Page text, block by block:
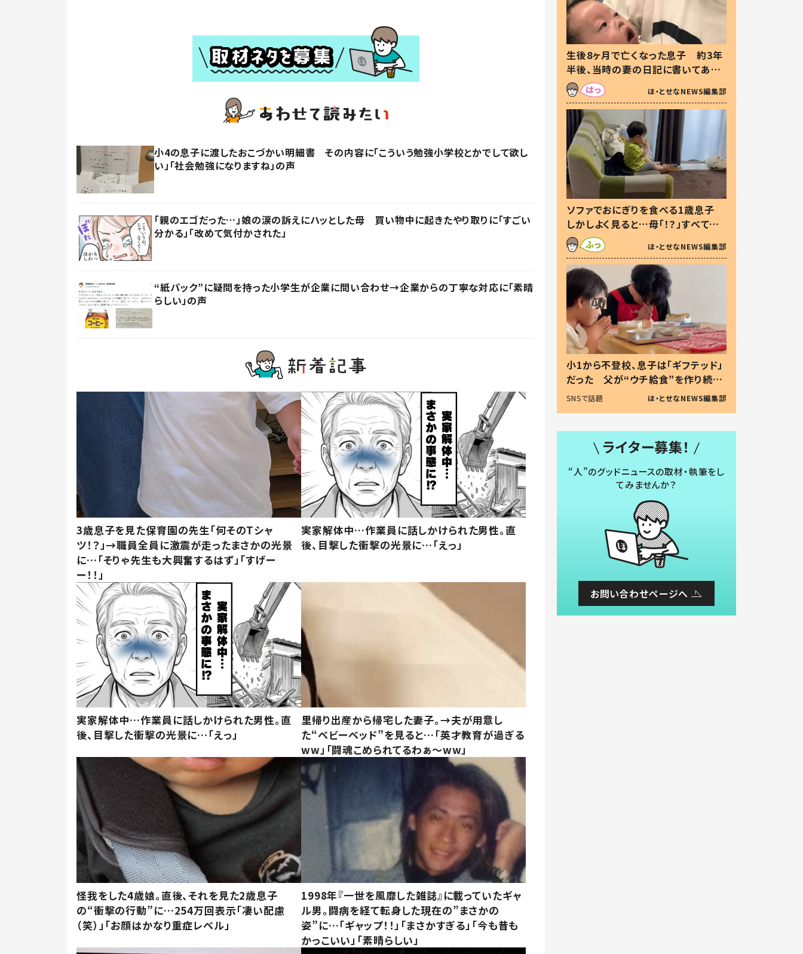
小4の息子に渡したおこづかい明細書 その内容に「こういう勉強小学校とかでして欲し
い」「社会勉強になりますね」の声
「親のエゴだった…」娘の涙の訴えにハッとした母 買い物中に起きたやり取りに「すごい
分かる」「改めて気付かされた」
“紙パック”に疑問を持った小学生が企業に問い合わせ→企業からの丁寧な対応に「素晴
らしい」の声
3歳息子を見た保育園の先生「何そのTシャ
ツ！？」→職員全員に激震が走ったまさかの光景
に…「そりゃ先生も大興奮するはず」「すげー
ー！！」
実家解体中…作業員に話しかけられた男性。直
後、目撃した衝撃の光景に…「えっ」
実家解体中…作業員に話しかけられた男性。直
後、目撃した衝撃の光景に…「えっ」
里帰り出産から帰宅した妻子。→夫が用意し
た“ベビーベッド”を見ると…「英才教育が過ぎる
ww」「闘魂こめられてるわぁ～ww」
怪我をした4歳娘。直後、それを見た2歳息子
の“衝撃の行動”に…254万回表示「凄い配慮
（笑）」「お顔はかなり重症レベル」
1998年『一世を風靡した雑誌』に載っていたギャ
ル男。闘病を経て転身した現在の”まさかの
姿”に…「ギャップ！！」「まさかすぎる」「今も昔も
かっこいい」「素晴らしい」
生後8ヶ月で亡くなった息子 約3年
半後、当時の妻の日記に書いてあっ
た本音とは
ほ・とせなNEWS編集部
ソファでおにぎりを食べる1歳息子
しかしよく見ると…母「！？」すべてを
察した母の投稿に「可愛いから許
す！」「現行犯〜」
ほ・とせなNEWS編集部
小1から不登校、息子は「ギフテッド」
だった 父が“ウチ給食”を作り続け
る理由とは #令和の親 #令和の子
SNSで話題 ほ・とせなNEWS編集部
ライター募集！
“人”のグッドニュースの取材・執筆をし
てみませんか？
お問い合わせページへ